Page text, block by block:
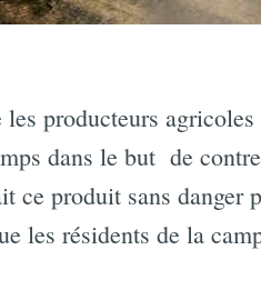
producteurs
dans le but de
ce produit sans danger
les résidents de la